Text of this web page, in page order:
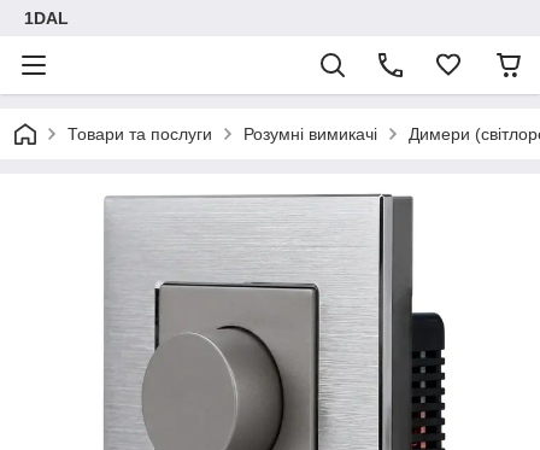
1DAL
Товари та послуги Розумні вимикачі Димери